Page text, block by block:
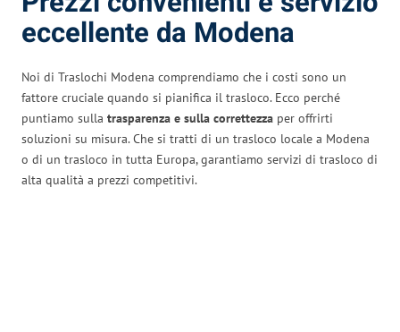
eccellente da Modena
Noi di Traslochi Modena comprendiamo che i costi sono un
fattore cruciale quando si pianifica il trasloco. Ecco perché
puntiamo sulla trasparenza e sulla correttezza per offrirti
soluzioni su misura. Che si tratti di un trasloco locale a Modena
o di un trasloco in tutta Europa, garantiamo servizi di trasloco di
alta qualità a prezzi competitivi.